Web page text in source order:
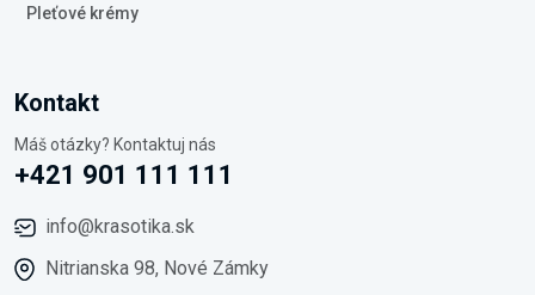
Pleťové krémy
Kontakt
Máš otázky? Kontaktuj nás
+421 901 111 111
info@krasotika.sk
Nitrianska 98, Nové Zámky